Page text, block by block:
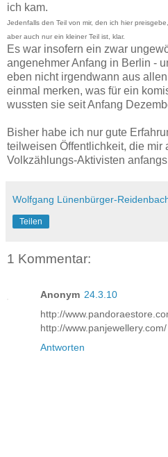
ich kam.
Jedenfalls den Teil von mir, den ich hier
aber auch nur ein kleiner Teil ist, klar.
Es war insofern ein zwar
angenehmer Anfang in Berlin -
eben nicht irgendwann aus
einmal merken, was für ein
wussten sie seit Anfang
Bisher habe ich nur gute
teilweisen Öffentlichkeit, die mir
Volkzählungs-Aktivisten
Wolfgang Lünenbürger-
Teilen
1 Kommentar:
Anonym 24.3.10
http://
http://www.panjewellery.com/
Antworten